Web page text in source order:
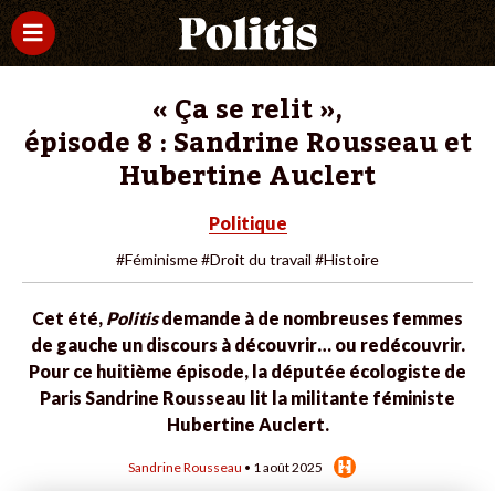
« Ça se relit »,
épisode 8 : Sandrine Rousseau et
Hubertine Auclert
Politique
#Féminisme#Droit du travail #Histoire
Cet été, Politisdemande à de nombreuses femmes
de gauche un discours à découvrir… ou redécouvrir.
Pour ce huitième épisode, la députée écologiste de
Paris Sandrine Rousseau lit la militante féministe
Hubertine Auclert.
Sandrine Rousseau • 1 août 2025